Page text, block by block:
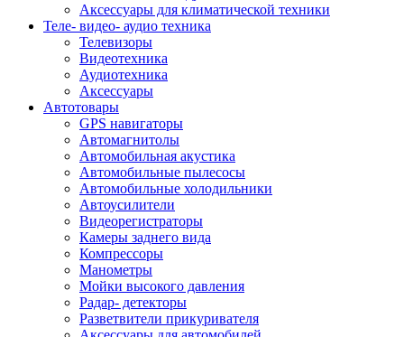
Аксессуары для климатической техники
Теле- видео- аудио техника
Телевизоры
Видеотехника
Аудиотехника
Аксессуары
Автотовары
GPS навигаторы
Автомагнитолы
Автомобильная акустика
Автомобильные пылесосы
Автомобильные холодильники
Автоусилители
Видеорегистраторы
Камеры заднего вида
Компрессоры
Манометры
Мойки высокого давления
Радар- детекторы
Разветвители прикуривателя